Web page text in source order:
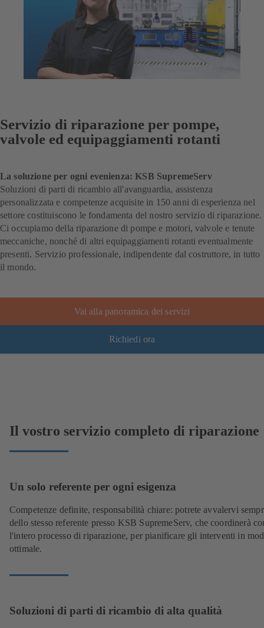
Servizio di riparazione per pompe,
valvole ed equipaggiamenti rotanti
La soluzione per ogni evenienza: KSB SupremeServ
Soluzioni di parti di ricambio all'avanguardia, assistenza
personalizzata e competenze acquisite in 150 anni di esperienza nel
settore costituiscono le fondamenta del nostro servizio di riparazione.
Ci occupiamo della riparazione di pompe e motori, valvole e tenute
meccaniche, nonché di altri equipaggiamenti rotanti eventualmente
presenti. Servizio professionale, indipendente dal costruttore, in tutto
il mondo.
Vai alla panoramica dei servizi
Richiedi ora
Il vostro servizio completo di riparazione
Un solo referente per ogni esigenza
Competenze definite, responsabilità chiare: potrete avvalervi
dello stesso referente presso KSB SupremeServ, che coordinerà
l'intero processo di riparazione, per pianificare gli interventi in
ottimale.
Soluzioni di parti di ricambio di alta qualità